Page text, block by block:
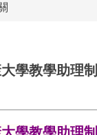
學教學助理